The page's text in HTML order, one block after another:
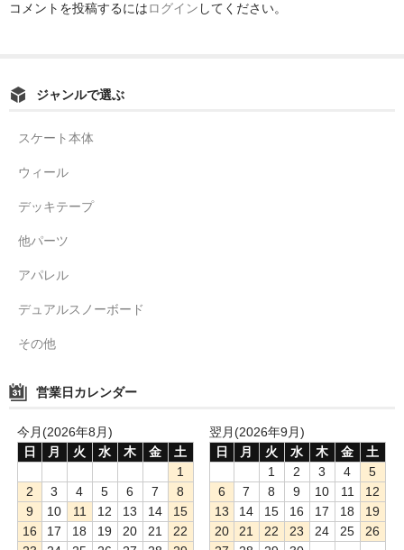
コメントを投稿するにはログイン してください。
ジャンルで選ぶ
スケート本体
ウィール
デッキテープ
他パーツ
アパレル
デュアルスノーボード
その他
営業日カレンダー
今月(2026年8月)
日
月 火 水 木 金
土
1
2
3 4 5 6 7
8
9
10 11 12 13 14
15
16
17 18 19 20 21
22
翌月(2026年9月)
日
月 火 水 木 金
土
1
2 3 4
5
6
7 8 9 10 11
12
13
14 15 16 17 18
19
20
21 22 23 24 25
26